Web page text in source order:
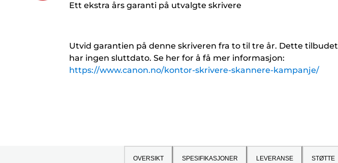
Ett ekstra års garanti på utvalgte skrivere
Utvid garantien på denne skriveren fra to til tre år. Dette tilbudet
har ingen sluttdato. Se her for å få mer informasjon:
https://www.canon.no/kontor-skrivere-skannere-kampanje/
OVERSIKT SPESIFIKASJONER LEVERANSE STØTTE